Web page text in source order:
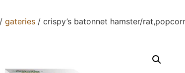
/ gateries / crispy’s batonnet hamster/